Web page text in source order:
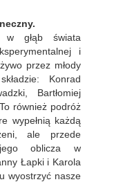
głąb świata
i
przez młody
Konrad
Bartłomiej
również podróż
wypełnią każdą
ale przede
oblicza w
Łapki i Karola
wyostrzyć nasze